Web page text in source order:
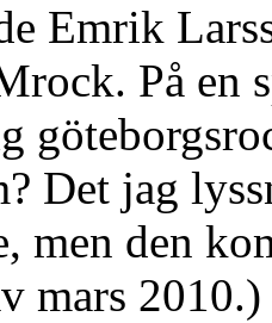
Emrik
På en
Det jag
men den
mars